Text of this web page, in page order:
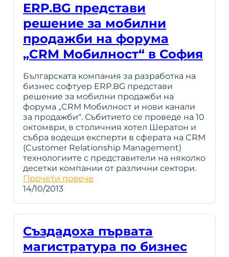
ERP.BG представи
решение за мобилни
продажби на форума
„CRM Мобилност“ в София
Българската компания за разработка на
бизнес софтуер ERP.BG представи
решение за мобилни продажби на
форума „CRM Мобилност и нови канали
за продажби“. Събитието се проведе на 10
октомври, в столичния хотел Шератон и
събра водещи експерти в сферата на CRM
(Customer Relationship Management)
технологиите с представители на няколко
десетки компании от различни сектори.
Прочети повече
14/10/2013
Създадоха първата
магистратура по бизнес